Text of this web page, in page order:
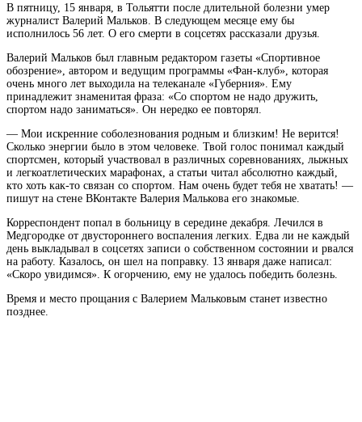
В пятницу, 15 января, в Тольятти после длительной болезни умер
журналист Валерий Мальков. В следующем месяце ему бы
исполнилось 56 лет. О его смерти в соцсетях рассказали друзья.
Валерий Мальков был главным редактором газеты «Спортивное
обозрение», автором и ведущим программы «Фан-клуб», которая
очень много лет выходила на телеканале «Губерния». Ему
принадлежит знаменитая фраза: «Со спортом не надо дружить,
спортом надо заниматься». Он нередко ее повторял.
— Мои искренние соболезнования родным и близким! Не верится!
Сколько энергии было в этом человеке. Твой голос понимал каждый
спортсмен, который участвовал в различных соревнованиях, лыжных
и легкоатлетических марафонах, а статьи читал абсолютно каждый,
кто хоть как-то связан со спортом. Нам очень будет тебя не хватать! —
пишут на стене ВКонтакте Валерия Малькова его знакомые.
Корреспондент попал в больницу в середине декабря. Лечился в
Медгородке от двустороннего воспаления легких. Едва ли не каждый
день выкладывал в соцсетях записи о собственном состоянии и рвался
на работу. Казалось, он шел на поправку. 13 января даже написал:
«Скоро увидимся». К огорчению, ему не удалось победить болезнь.
Время и место прощания с Валерием Мальковым станет известно
позднее.